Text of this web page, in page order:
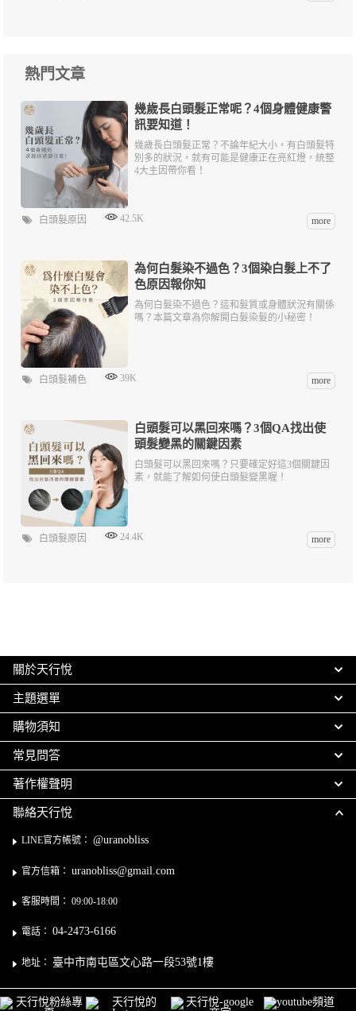
熱門文章
幾歲長白頭髮正常呢？4個身體健康警
訊要知道！
幾歲長白頭髮正常？不論年紀大小，有白頭髮特
別多的狀況，就有可能是健康正在亮紅燈，統整
4大主因帶你看！
白頭髮原因 42.5K more
為何白髮染不過色？3個染白髮上不了
色原因報你知
為何白髮染不過色？這和髮質或身體狀況有關係
嗎？本篇文章為你解開白髮染髮的小秘密！
白頭髮補色 39K more
白頭髮可以黑回來嗎？3個QA找出使
頭髮變黑的關鍵因素
白頭髮可以黑回來嗎？只要確定好這3個關鍵因
素，就能了解如何使白頭髮變黑喔！
白頭髮原因 24.4K more
關於天行悅
主題選單
購物須知
常見問答
著作權聲明
聯絡天行悅
LINE官方帳號： @uranobliss
官方信箱： uranobliss@gmail.com
客服時間： 09:00-18:00
電話： 04-2473-6166
地址： 臺中市南屯區文心路一段53號1樓